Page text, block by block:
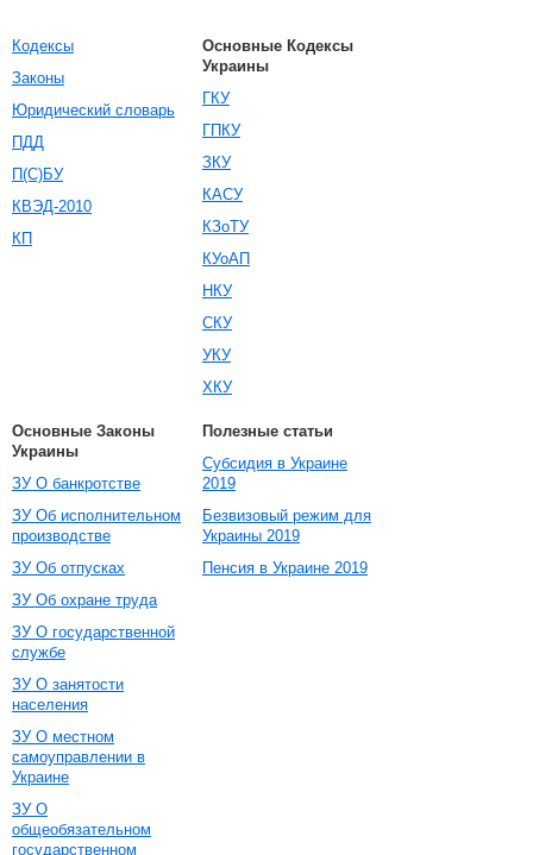
Кодексы
Законы
Юридический словарь
ПДД
П(С)БУ
КВЭД-2010
КП
Основные Кодексы
Украины
ГКУ
ГПКУ
ЗКУ
КАСУ
КЗоТУ
КУоАП
НКУ
СКУ
УКУ
ХКУ
Основные Законы
Украины
ЗУ О банкротстве
ЗУ Об исполнительном
производстве
ЗУ Об отпусках
ЗУ Об охране труда
ЗУ О государственной
службе
ЗУ О занятости
населения
ЗУ О местном
самоуправлении в
Украине
ЗУ О
общеобязательном
государственном
Полезные статьи
Субсидия в Украине
2019
Безвизовый режим для
Украины 2019
Пенсия в Украине 2019